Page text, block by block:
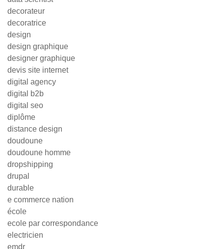
decorateur
decoratrice
design
design graphique
designer graphique
devis site internet
digital agency
digital b2b
digital seo
diplôme
distance design
doudoune
doudoune homme
dropshipping
drupal
durable
e commerce nation
école
ecole par correspondance
electricien
emdr